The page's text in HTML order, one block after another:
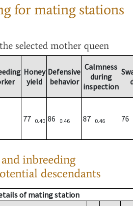
for mating stations
selected mother queen
Honey
yield
Defensive
behavior
Calmness
during
inspection
77 0.40 86 0.46 87 0.46 76
inbreeding
descendants
of mating station